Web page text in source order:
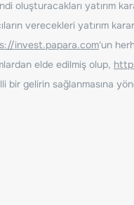
yatırım
verecekleri yatırım
invest.papara.com'un
elde edilmiş olup,
bir gelirin sağlanmasına